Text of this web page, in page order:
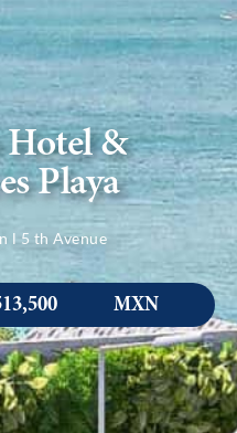
Hotel &
Playa
l 5 th Avenue
MXN